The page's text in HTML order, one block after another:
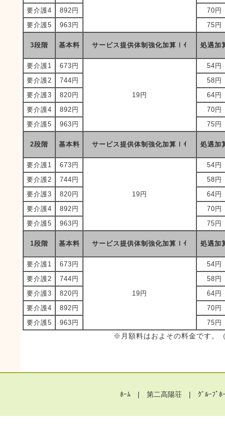
要介護4
892円
70円
要介護5
963円 75円
3段階 基本料 サービス提供体制強化加算Ⅰｲ 処遇加
要介護1 673円
19円
54円
要介護2
744円
58円
要介護3
820円
64円
要介護4
892円
70円
要介護5
963円 75円
2段階 基本料 サービス提供体制強化加算Ⅰｲ 処遇加
要介護1 673円
19円
54円
要介護2
744円
58円
要介護3
820円
64円
要介護4
892円
70円
要介護5
963円 75円
1段階 基本料 サービス提供体制強化加算Ⅰｲ 処遇加
要介護1 673円
19円
54円
要介護2
744円
58円
要介護3
820円
64円
要介護4
892円
70円
要介護5
963円 75円
※月額料はおよその料金です。
ﾎｰﾑ| 第二高陽荘| ｸﾞﾙｰﾌﾟﾎ